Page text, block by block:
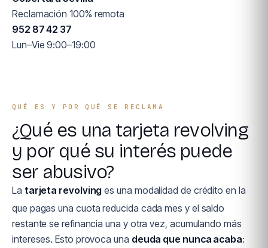
Reclamación 100% remota
952 87 42 37
Lun–Vie 9:00–19:00
QUÉ ES Y POR QUÉ SE RECLAMA
¿Qué es una tarjeta revolving
y por qué su interés puede
ser abusivo?
La tarjeta revolving es una modalidad de crédito en la
que pagas una cuota reducida cada mes y el saldo
restante se refinancia una y otra vez, acumulando más
intereses. Esto provoca una deuda que nunca acaba: